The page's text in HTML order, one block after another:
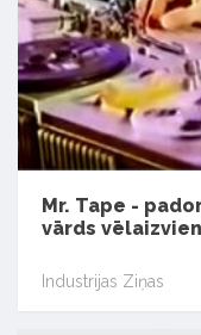
Mr. Tape -
vārds
Industrijas Ziņas